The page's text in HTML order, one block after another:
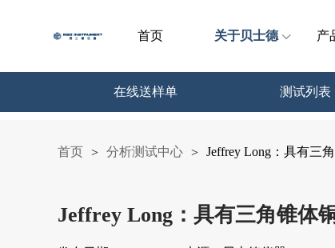
首页 关于贝士德 产
在线送样单 测试列表
首页 > 分析测试中心 > Jeffrey Long：具有三
Jeffrey Long：具有三角锥体